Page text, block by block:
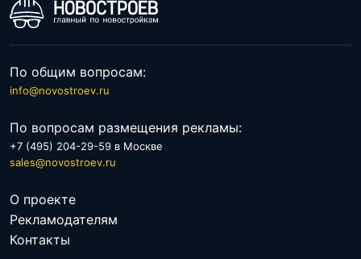
По общим вопросам:
info@novostroev.ru
По вопросам размещения рекламы:
+7 (495) 204-29-59 в Москве
sales@novostroev.ru
О проекте
Рекламодателям
Контакты